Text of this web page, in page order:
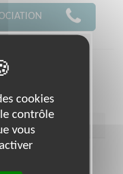
watch?
cookies
contrôle
vous